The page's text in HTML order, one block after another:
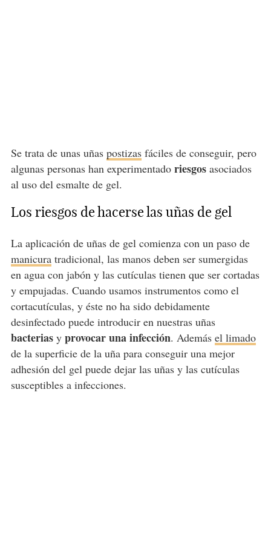
Se trata de unas uñas postizasfáciles de conseguir, pero
algunas personas han experimentadoriesgosasociados
al uso del esmalte de gel.
Los riesgos de hacerse las uñas de gel
La aplicación de uñas de gel comienza con un paso de
manicuratradicional, las manos deben ser sumergidas
en agua con jabón y las cutículas tienen que ser cortadas
y empujadas. Cuando usamos instrumentos como el
cortacutículas, y éste no ha sido debidamente
desinfectado puede introducir en nuestras uñas
bacteriasy provocar una infección. Además el limado
de la superficie de la uña para conseguir una mejor
adhesión del gel puede dejar las uñas y las cutículas
susceptibles a infecciones.